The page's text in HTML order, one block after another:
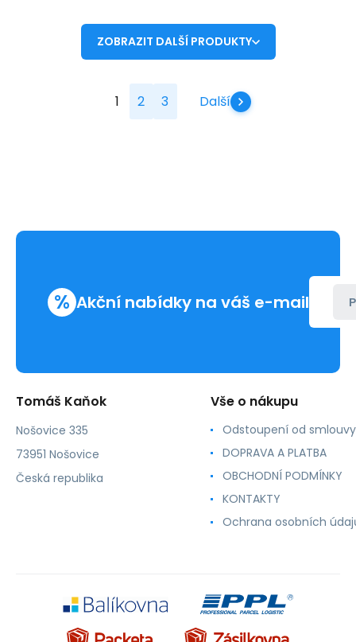
ZOBRAZIT DALŠÍ PRODUKTY
1 2 3 Další
% Akční nabídky na váš e-mail
Tomáš Kaňok
Nošovice 335
73951 Nošovice
Česká republika
Vše o nákupu
Odstoupení od smlouvy
DOPRAVA A PLATBA
OBCHODNÍ PODMÍNKY
KONTAKTY
Ochrana osobních